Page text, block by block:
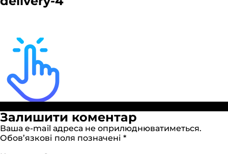
Залишити коментар
Ваша e-mail адреса не оприлюднюватиметься.
Обов’язкові поля позначені *